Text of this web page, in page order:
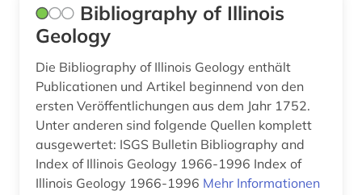
estland (3)
fachdidaktik (6)
fid finnisch-ugrische/uralische sprachen (1)
fid ost-, ostmittel- und südosteuropa (2)
Nordrhein-Westfalen (8)
Norwegen (7)
Oesterreich (10)
Osmanisches Reich (2)
Bibliography of Illinois
Geology
Die Bibliography of Illinois Geology enthält
Publicationen und Artikel beginnend von den
ersten Veröffentlichungen aus dem Jahr 1752.
Unter anderen sind folgende Quellen komplett
ausgewertet: ISGS Bulletin Bibliography and
Index of Illinois Geology 1966-1996 Index of
Illinois Geology 1966-1996 Mehr Informationen